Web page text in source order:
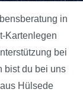
in
Kartenlegen
bei
bist du bei uns
Hülsede